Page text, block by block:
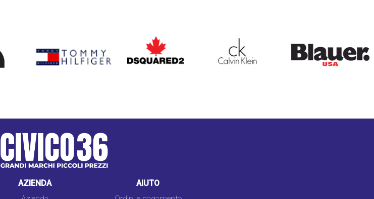
DSQUARED2 CALVIN KLEIN
AZIENDA
AIUTO